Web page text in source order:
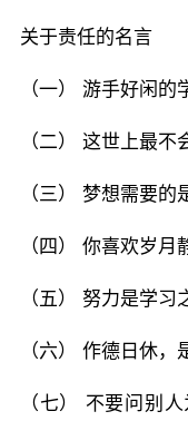
关于责任的名言
（一） 游手好闲的
（二） 这世上最不
（三） 梦想需要的
（四） 你喜欢岁月
（五） 努力是学习
（六） 作德日休，
（七） 不要问别